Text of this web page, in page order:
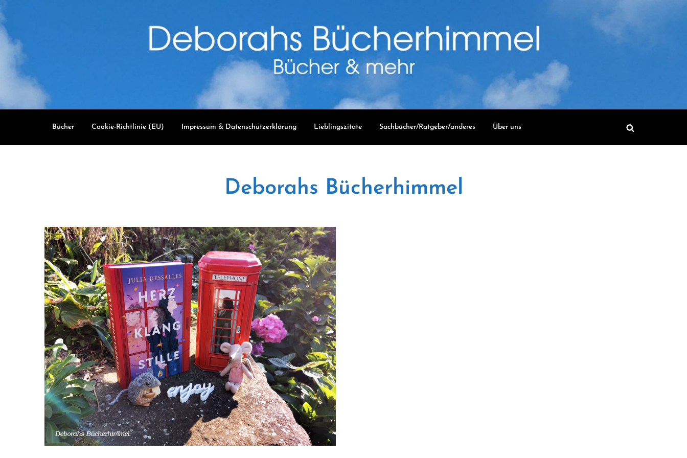
content
Bücher Cookie-Richtlinie (EU) Impressum & Datenschutzerklärung Lieblingszitate Sachbücher/Ratgeber/anderes Über uns
Deborahs Bücherhimmel